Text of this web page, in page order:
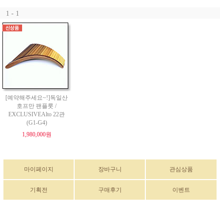
1 - 1
[예약해주세요~!]독일산
호프만 팬플룻 /
EXCLUSIVEAlto 22관
(G1-G4)
1,980,000원
마이페이지 장바구니 관심상품
기획전 구매후기 이벤트